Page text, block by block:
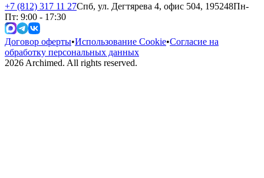
+7 (812) 317 11 27Спб, ул. Дегтярева 4, офис 504, 195248Пн-
Пт: 9:00 - 17:30
Договор оферты•Использование Cookie•Согласие на
обработку персональных данных
2026Archimed. All rights reserved.